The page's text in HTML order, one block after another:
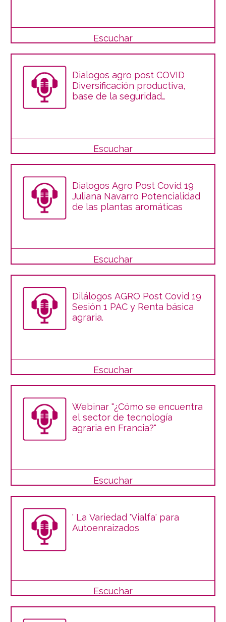
Escuchar
Dialogos agro post COVID
Diversificación productiva,
base de la seguridad
Escuchar
Dialogos Agro Post Covid 19
Juliana Navarro Potencialidad
de las plantas aromáticas
Escuchar
Dilálogos AGRO Post Covid 19
Sesión 1 PAC y Renta básica
agraria.
Escuchar
Webinar "¿Cómo se encuentra
el sector de tecnología
agraria en Francia?"
Escuchar
' La Variedad 'Vialfa' para
Autoenraizados
Escuchar